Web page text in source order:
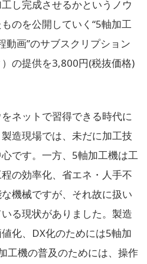
し完成させるかというノウ
のを公開していく“5軸加工
動画”のサブスクリプション
の提供を3,800円(税抜価格)
ネットで習得できる時代に
造現場では、未だに加工技
です。一方、5軸加工機は工
の効率化、省エネ・人手不
機械ですが、それ故に扱い
る現状がありました。製造
化、DX化のためには5軸加
工機の普及のためには、操作